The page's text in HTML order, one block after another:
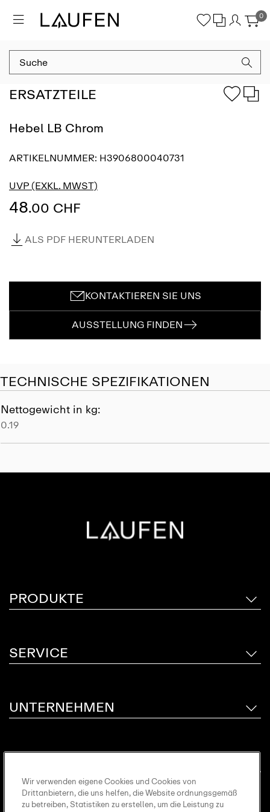
0
ERSATZTEILE
Hebel LB Chrom
ARTIKELNUMMER: H3906800040731
UVP (EXKL. MWST)
48.00 CHF
ALS PDF HERUNTERLADEN
KONTAKTIEREN SIE UNS
AUSSTELLUNG FINDEN
TECHNISCHE SPEZIFIKATIONEN
Nettogewicht in kg:
0.19
PRODUKTE
SERVICE
UNTERNEHMEN
Wir verwenden eigene Cookies und Cookies von
Drittanbietern, die uns helfen, die Website ordnungsgemäß
zu betreiben, Statistiken zu erstellen, um die Leistung zu